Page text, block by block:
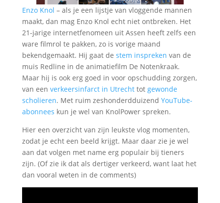
Enzo Knol – als je een lijstje van vloggende mannen
maakt, dan mag Enzo Knol echt niet ontbreken. Het
21-jarige internetfenomeen uit Assen heeft zelfs een
ware filmrol te pakken, zo is vorige maand
bekendgemaakt. Hij gaat de stem inspreken van de
muis Redline in de animatiefilm De Notenkraak.
Maar hij is ook erg goed in voor opschudding zorgen,
van een verkeersinfarct in Utrechttot gewonde
scholieren. Met ruim zeshonderdduizend YouTube-
abonnees kun je wel van KnolPower spreken.
Hier een overzicht van zijn leukste vlog momenten,
zodat je echt een beeld krijgt. Maar daar zie je wel
aan dat volgen met name erg populair bij tieners
zijn. (Of zie ik dat als dertiger verkeerd, want laat het
dan vooral weten in de comments)